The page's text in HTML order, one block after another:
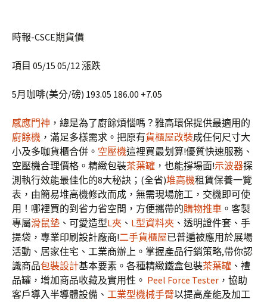
時報-CSCE期貨價
項目 05/15 05/12 漲跌
5月咖啡(美分/磅) 193.05 186.00 +7.05
感應門神 ，總是為了廚餘煩惱嗎？雅高環保提供最適用的
廚餘機 ，滿足多樣需求。把原有貨櫃屋改裝成任何尺寸大
小及多咖貨櫃合併。 空壓機這裡買最划算!優質快速服務、
空壓機合理價格。精緻包裝茶葉罐 ，也能撐場面!示波器探
測執行效能最佳化的8大秘訣；(全省)堆高機租賃保養一覽
表，由簡易堆高機修改而成，無需現場施工，交機即可使
用！哪裡買的到省力省空間，方便攜帶的購物推車 。客製
專屬滑鼠墊 、可愛造型L夾 、 L型資料夾 、透明證件套、手
提袋，專業印刷設計廠商!二手貨櫃屋已普遍被應用於展場
活動、居家住宅、工業商辦上。掌握產品行銷策略,帶你認
識商品包裝設計基本要素。各種精緻鐵盒包裝茶葉罐 、禮
品罐，增加商品收藏及實用性。 Peel Force Tester ，協助
客戶導入半導體設備、 工業型機械手臂以提高產能及加工